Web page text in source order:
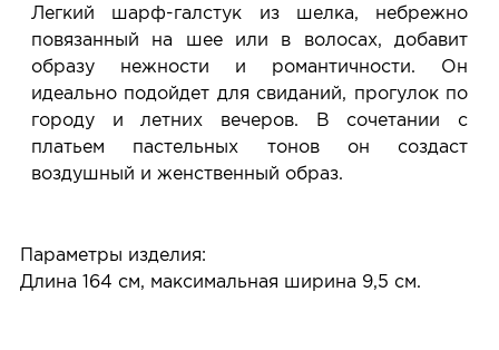
Легкий шарф-галстук из шелка, небрежно
повязанный на шее или в волосах, добавит
образу нежности и романтичности. Он
идеально подойдет для свиданий, прогулок по
городу и летних вечеров. В сочетании с
платьем пастельных тонов он создаст
воздушный и женственный образ.
Параметры изделия:
Длина 164 см, максимальная ширина 9,5 см.